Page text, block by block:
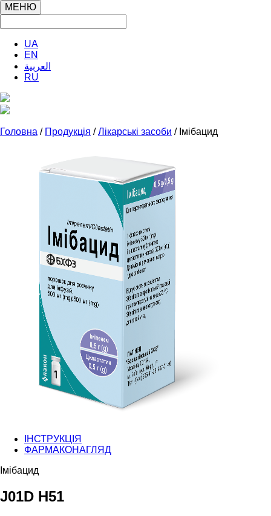
МЕНЮ
UA
EN
العربية
RU
Головна / Продукція /Лікарські засоби / Імібацид
ІНСТРУКЦІЯ
ФАРМАКОНАГЛЯД
Імібацид
J01D H51